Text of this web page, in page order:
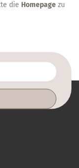
die Homepage zu